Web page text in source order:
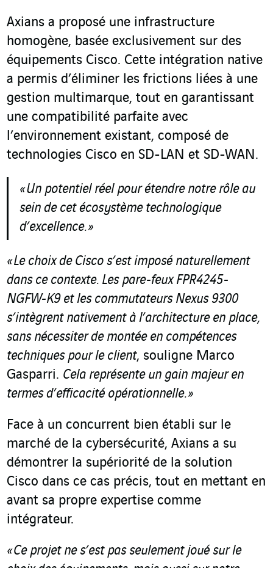
Axians a proposé une infrastructure
homogène, basée exclusivement sur des
équipements Cisco. Cette intégration native
a permis d’éliminer les frictions liées à une
gestion multimarque, tout en garantissant
une compatibilité parfaite avec
l’environnement existant, composé de
technologies Cisco en SD-LAN et SD-WAN.
« Un potentiel réel pour étendre notre rôle au
sein de cet écosystème technologique
d’excellence.»
« Le choix de Cisco s’est imposé naturellement
dans ce contexte. Les pare-feux FPR4245-
NGFW-K9 et les commutateurs Nexus 9300
s’intègrent nativement à l’architecture en place,
sans nécessiter de montée en compétences
techniques pour le client, souligne Marco
Gasparri. Cela représente un gain majeur en
termes d’efficacité opérationnelle.»
Face à un concurrent bien établi sur le
marché de la cybersécurité, Axians a su
démontrer la supériorité de la solution
Cisco dans ce cas précis, tout en mettant en
avant sa propre expertise comme
intégrateur.
« Ce projet ne s’est pas seulement joué sur le